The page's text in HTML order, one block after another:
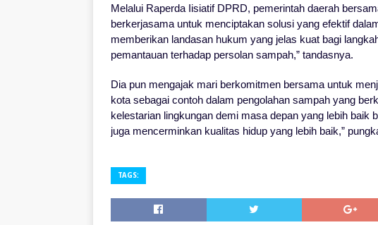
Melalui Raperda Iisiatif DPRD, pemerintah daerah
berkerjasama untuk menciptakan solusi yang efektif
memberikan landasan hukum yang jelas kuat bagi
pemantauan terhadap persolan sampah,” tandasnya.
Dia pun mengajak mari berkomitmen bersama untuk
kota sebagai contoh dalam pengolahan sampah yang
kelestarian lingkungan demi masa depan yang lebih baik
juga mencerminkan kualitas hidup yang lebih baik,”
TAGS: